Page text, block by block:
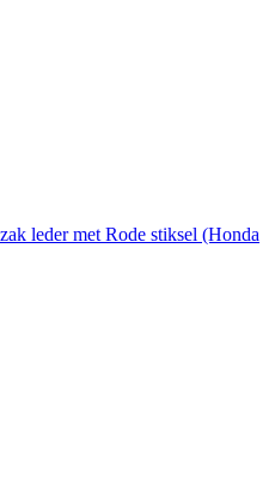
leder met Rode stiksel (Honda